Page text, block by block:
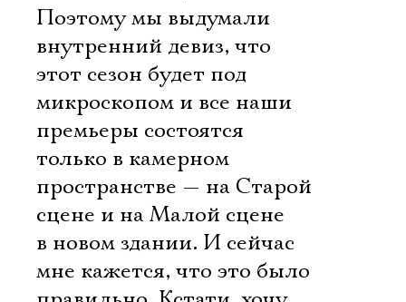
Поэтому мы выдумали
внутренний девиз, что
этот сезон будет под
микроскопом и все наши
премьеры состоятся
только в камерном
пространстве — на Старой
сцене и на Малой сцене
в новом здании. И сейчас
мне кажется, что это было